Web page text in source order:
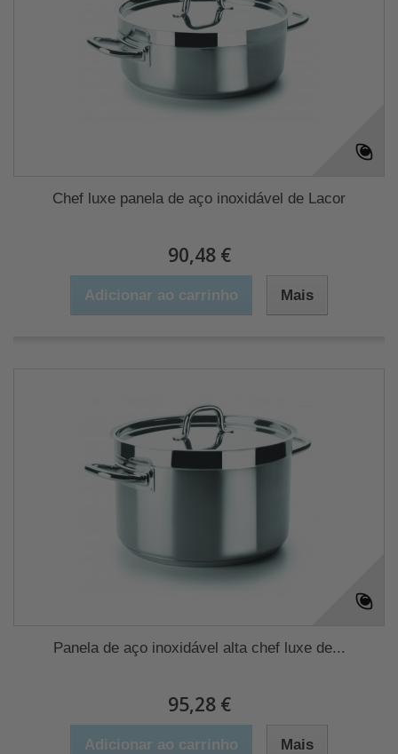
Chef luxe panela de aço inoxidável de Lacor
90,48 €
Adicionar ao carrinho Mais
Panela de aço inoxidável alta chef luxe de...
95,28 €
Adicionar ao carrinho Mais